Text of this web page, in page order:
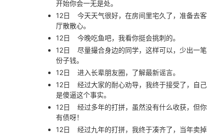
开始你会一无是处。
12日
今天天气很好，在房间里宅久了，准备去客
厅散散心。
12日
今晚吃鱼吧，我看你挺会挑刺的。
12日
尽量撮合身边的同学，这样可以，少出一笔
份子钱。
12日
进入长辈朋友圈，了解最新谣言。
12日
经过大家的耐心劝导，我终于接受了，自己
是傻逼这个事实。
12日
经过多年的打拼，虽然没有什么收获，但你
有债呀！
12日
经过九年的打拼，我终于凑齐了，当年卖掉